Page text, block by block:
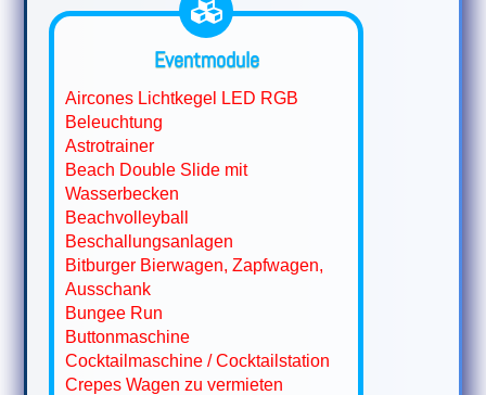
Eventmodule
Aircones Lichtkegel LED RGB
Beleuchtung
Astrotrainer
Beach Double Slide mit
Wasserbecken
Beachvolleyball
Beschallungsanlagen
Bitburger Bierwagen, Zapfwagen,
Ausschank
Bungee Run
Buttonmaschine
Cocktailmaschine / Cocktailstation
Crepes Wagen zu vermieten